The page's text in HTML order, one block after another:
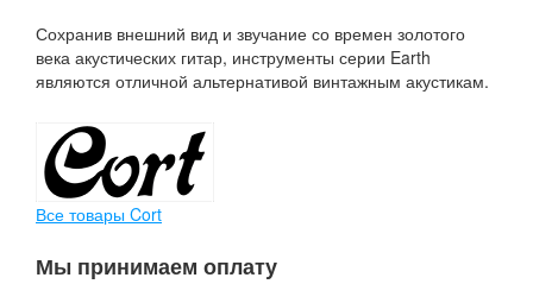
Сохранив внешний вид и звучание со времен золотого
века акустических гитар, инструменты серии Earth
являются отличной альтернативой винтажным акустикам.
Все товары Cort
Мы принимаем оплату